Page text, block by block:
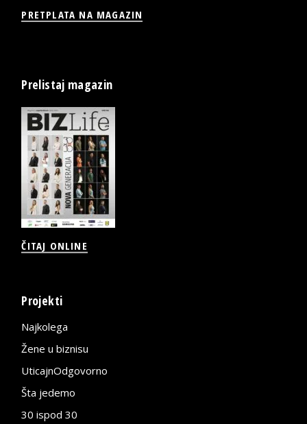
PRETPLATA NA MAGAZIN
Prelistaj magazin
ČITAJ ONLINE
Projekti
Najkolega
Žene u biznisu
UticajnOdgovorno
Šta jedemo
30 ispod 30